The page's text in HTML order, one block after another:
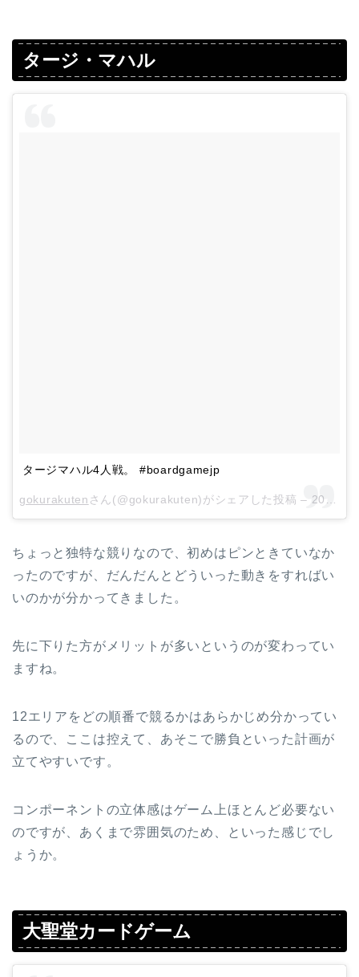
タージ・マハル
タージマハル4人戦。 #boardgamejp
gokurakuten さん(@gokurakuten)がシェアした投稿 – 2018年 7月月15日午前4時11分PDT
ちょっと独特な競りなので、初めはピンときていなか
ったのですが、だんだんとどういった動きをすればい
いのかが分かってきました。
先に下りた方がメリットが多いというのが変わってい
ますね。
12エリアをどの順番で競るかはあらかじめ分かってい
るので、ここは控えて、あそこで勝負といった計画が
立てやすいです。
コンポーネントの立体感はゲーム上ほとんど必要ない
のですが、あくまで雰囲気のため、といった感じでし
ょうか。
大聖堂カードゲーム